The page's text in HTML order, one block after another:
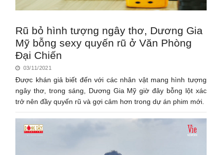
Rũ bỏ hình tượng ngây thơ, Dương Gia
Mỹ bỗng sexy quyến rũ ở Văn Phòng
Đại Chiến
03/11/2021
Được khán giả biết đến với các nhân vật mang hình tượng
ngây thơ, trong sáng, Dương Gia Mỹ giờ đây bỗng lột xác
trở nên đầy quyến rũ và gợi cảm hơn trong dự án phim mới.